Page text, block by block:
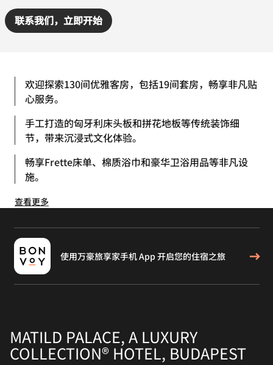
联系我们，立即开始
欢迎探索130间优雅客房，包括19间套房，畅享非凡贴
心服务。
手工打造的匈牙利床头板和拼花地板等传统装饰细
节，带来沉浸式文化体验。
畅享Frette床单、棉质浴巾和豪华卫浴用品等非凡设
施。
查看更多
使用万豪旅享家手机 App 开启您的住宿之旅
MATILD PALACE, A LUXURY
COLLECTION® HOTEL, BUDAPEST